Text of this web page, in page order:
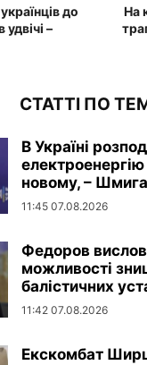
до
–
На
СТАТТІ ПО
В Україні
новому, –
11:45 07.08.2026
Федоров
можливості
балістичних
11:42 07.08.2026
Екскомбат